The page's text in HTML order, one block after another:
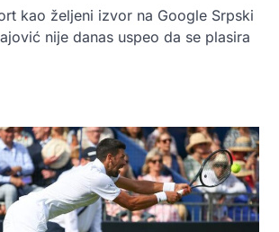
kao željeni izvor na Google Srpski
nije danas uspeo da se plasira